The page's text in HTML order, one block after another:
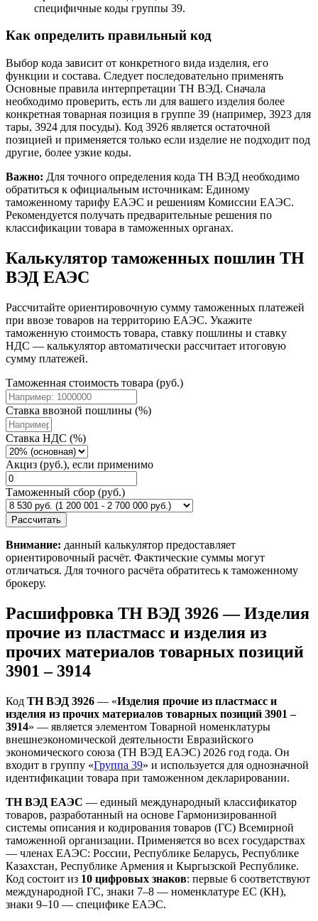
специфичные коды группы 39.
Как определить правильный код
Выбор кода зависит от конкретного вида изделия, его
функции и состава. Следует последовательно применять
Основные правила интерпретации ТН ВЭД. Сначала
необходимо проверить, есть ли для вашего изделия более
конкретная товарная позиция в группе 39 (например, 3923 для
тары, 3924 для посуды). Код 3926 является остаточной
позицией и применяется только если изделие не подходит под
другие, более узкие коды.
Важно: Для точного определения кода ТН ВЭД необходимо
обратиться к официальным источникам: Единому
таможенному тарифу ЕАЭС и решениям Комиссии ЕАЭС.
Рекомендуется получать предварительные решения по
классификации товара в таможенных органах.
Калькулятор таможенных пошлин ТН
ВЭД ЕАЭС
Рассчитайте ориентировочную сумму таможенных платежей
при ввозе товаров на территорию ЕАЭС. Укажите
таможенную стоимость товара, ставку пошлины и ставку
НДС — калькулятор автоматически рассчитает итоговую
сумму платежей.
Таможенная стоимость товара (руб.)
Ставка ввозной пошлины (%)
Ставка НДС (%)
Акциз (руб.), если применимо
Таможенный сбор (руб.)
Рассчитать
Внимание: данный калькулятор предоставляет
ориентировочный расчёт. Фактические суммы могут
отличаться. Для точного расчёта обратитесь к таможенному
брокеру.
Расшифровка ТН ВЭД 3926 — Изделия
прочие из пластмасс и изделия из
прочих материалов товарных позиций
3901 – 3914
Код ТН ВЭД 3926 — «Изделия прочие из пластмасс и
изделия из прочих материалов товарных позиций 3901 –
3914» — является элементом Товарной номенклатуры
внешнеэкономической деятельности Евразийского
экономического союза (ТН ВЭД ЕАЭС) 2026 год года. Он
входит в группу «Группа 39» и используется для однозначной
идентификации товара при таможенном декларировании.
ТН ВЭД ЕАЭС — единый международный классификатор
товаров, разработанный на основе Гармонизированной
системы описания и кодирования товаров (ГС) Всемирной
таможенной организации. Применяется во всех государствах
— членах ЕАЭС: России, Республике Беларусь, Республике
Казахстан, Республике Армения и Кыргызской Республике.
Код состоит из 10 цифровых знаков: первые 6 соответствуют
международной ГС, знаки 7–8 — номенклатуре ЕС (КН),
знаки 9–10 — специфике ЕАЭС.